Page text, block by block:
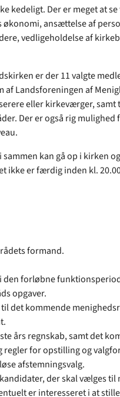
kedeligt. Der er meget at
økonomi, ansættelse af
vedligeholdelse af
er der 11 valgte
af Landsforeningen af
eller kirkeværger, samt
Der er også rig
sammen kan gå op i kirken
ikke er færdig inden kl.
formand.
den forløbne
opgaver.
det kommende
års regnskab, samt det
regler for opstilling og
afstemningsvalg.
der skal vælges til
er interesseret i at